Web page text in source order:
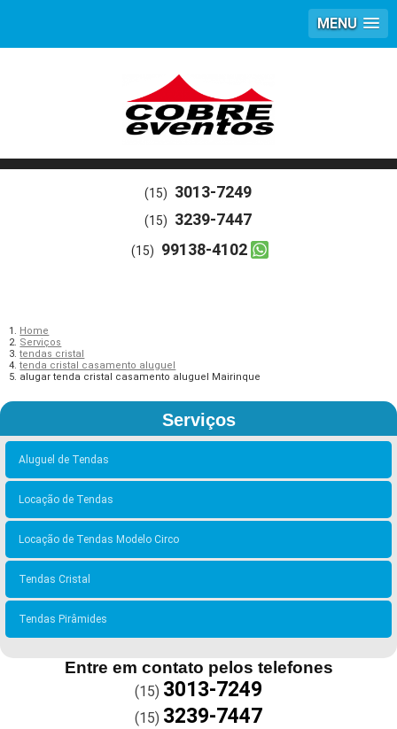
MENU
(15) 3013-7249
(15) 3239-7447
(15) 99138-4102
Home
Serviços
tendas cristal
tenda cristal casamento aluguel
alugar tenda cristal casamento aluguel Mairinque
Serviços
Aluguel de Tendas
Locação de Tendas
Locação de Tendas Modelo Circo
Tendas Cristal
Tendas Pirâmides
Entre em contato pelos telefones
(15) 3013-7249
(15) 3239-7447